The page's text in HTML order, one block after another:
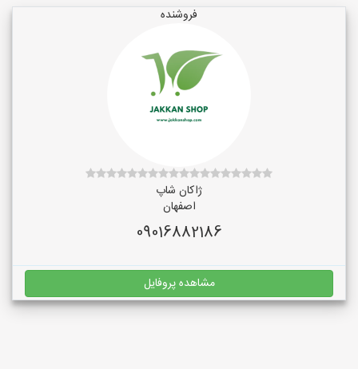
فروشنده
ژاکان شاپ
اصفهان
09016882186
مشاهده پروفایل